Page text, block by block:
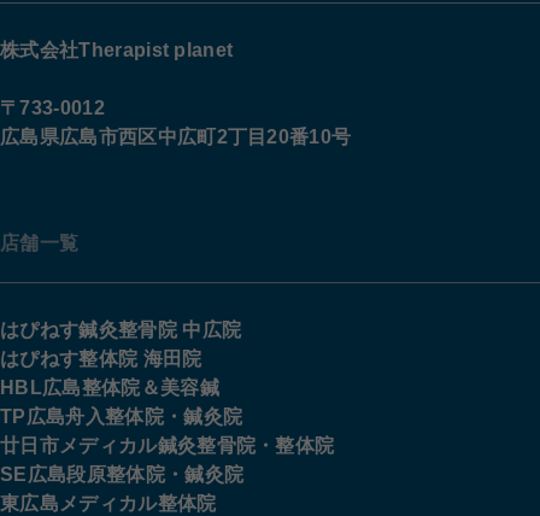
株式会社Therapist planet
〒733-0012
広島県広島市西区中広町2丁目20番10号
店舗一覧
はぴねす鍼灸整骨院 中広院
はぴねす整体院 海田院
HBL広島整体院＆美容鍼
TP広島舟入整体院・鍼灸院
廿日市メディカル鍼灸整骨院・整体院
SE広島段原整体院・鍼灸院
東広島メディカル整体院